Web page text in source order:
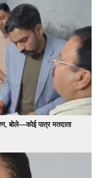
बोले—कोई पात्र मतदाता